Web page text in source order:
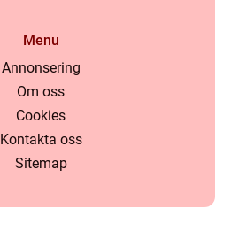
Menu
Annonsering
Om oss
Cookies
Kontakta oss
Sitemap